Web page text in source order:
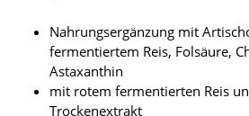
Nahrungsergänzung mit
fermentiertem Reis, Folsäure,
Astaxanthin
mit rotem fermentierten Reis
Trockenextrakt